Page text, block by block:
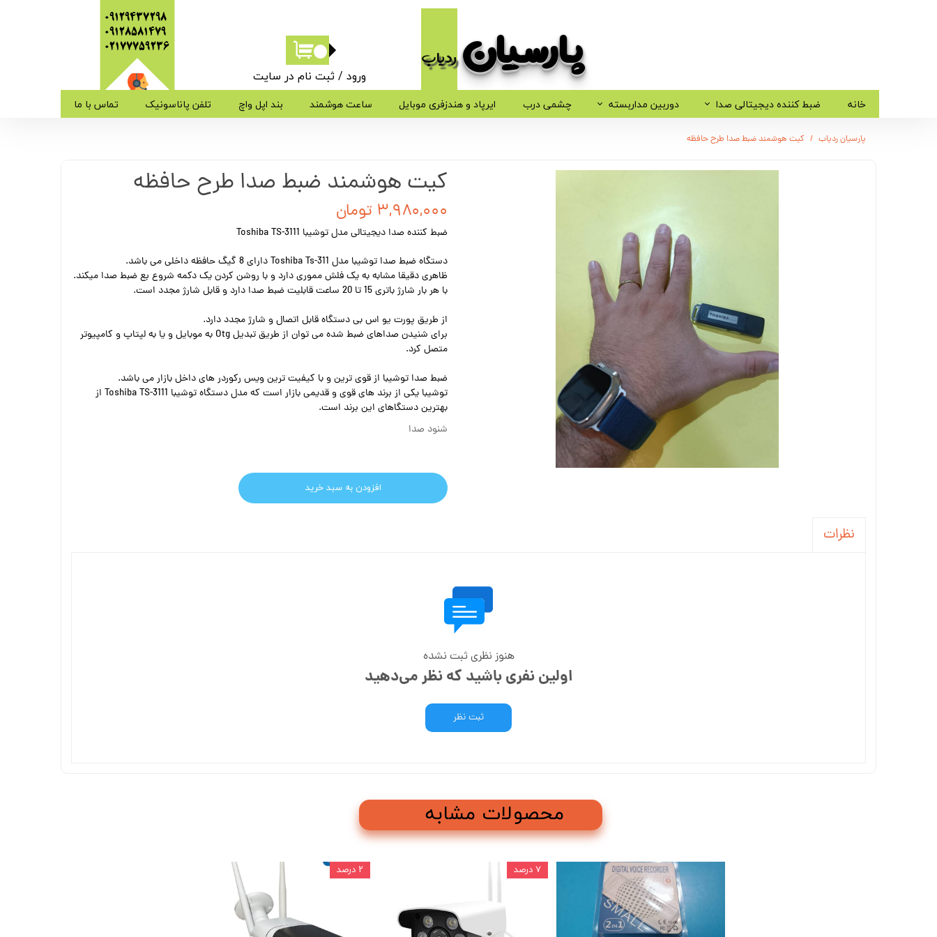
پارسیان​​​​​​​ردیاب
09129437298
09128581479
​​​​​​​02177759236
ورود /ثبت نام در سایت
حساب کاربری من
خروج از حساب کاربری
خانه ضبط کننده دیجیتالی صدا دوربین مداربسته چشمی درب ایرپاد و هندزفری موبایل ساعت هوشمند بند اپل واچ تلفن پاناسونیک تماس با ما
پارسیان ردیاب کیت هوشمند ضبط صدا طرح حافظه
کیت هوشمند ضبط صدا طرح حافظه
۳,۹۸۰,۰۰۰ تومان
ضبط کننده صدا دیجیتالی مدل توشیبا Toshiba TS-3111
دستگاه ضبط صدا توشیبا مدل Toshiba Ts-311 دارای 8 گیگ حافظه داخلی می باشد.
ظاهری دقیقا مشابه به یک فلش مموری دارد و با روشن کردن یک دکمه شروع بع ضبط صدا میکند.
با هر بار شارژ باتری 15 تا 20 ساعت قابلیت ضبط صدا دارد و قابل شارژ مجدد است.
از طریق پورت یو اس بی دستگاه قابل اتصال و شارژ مجدد دارد.
برای شنیدن صداهای ضبط شده می توان از طریق تبدیل Otg به موبایل و یا به لپتاپ و کامپیوتر
متصل کرد.
ضبط صدا توشیبا از قوی ترین و با کیفیت ترین ویس رکوردر های داخل بازار می باشد.
توشیبا یکی از برند های قوی و قدیمی بازار است که مدل دستگاه توشیبا Toshiba TS-3111 از
بهترین دستگاهای این برند است.
شنود صدا
افزودن به سبد خرید
نظرات
هنوز نظری ثبت نشده
اولین نفری باشید که نظر می‌دهید
ثبت نظر
۲ درصد ۷ درصد
محصولات مشابه